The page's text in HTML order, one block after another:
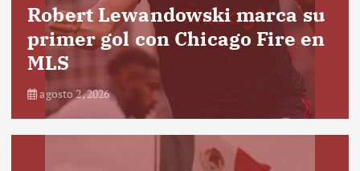
Robert Lewandowski marca su
primer gol con Chicago Fire en
MLS
agosto 2, 2026